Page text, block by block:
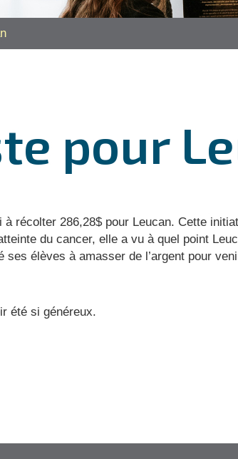
pour
récolter 286,28$ pour Leucan. Cette
du cancer, elle a vu à quel point
élèves à amasser de l’argent pour
été si généreux.